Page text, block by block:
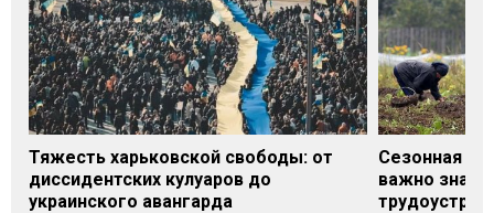
Тяжесть харьковской свободы: от
диссидентских кулуаров до
украинского авангарда
Сезонная
важно знать